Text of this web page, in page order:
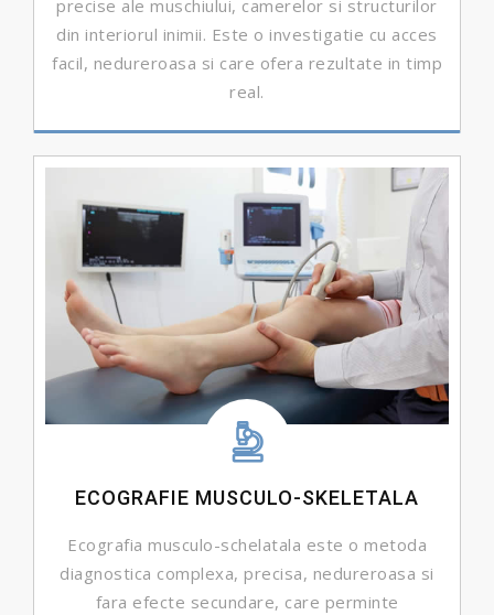
precise ale muschiului, camerelor si structurilor
din interiorul inimii. Este o investigatie cu acces
facil, nedureroasa si care ofera rezultate in timp
real.
DETALII ...
ECOGRAFIE MUSCULO-SKELETALA
Ecografia musculo-schelatala este o metoda
diagnostica complexa, precisa, nedureroasa si
fara efecte secundare, care perminte